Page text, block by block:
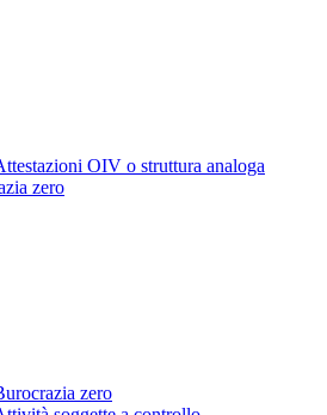
OIV o struttura analoga
zero
zero